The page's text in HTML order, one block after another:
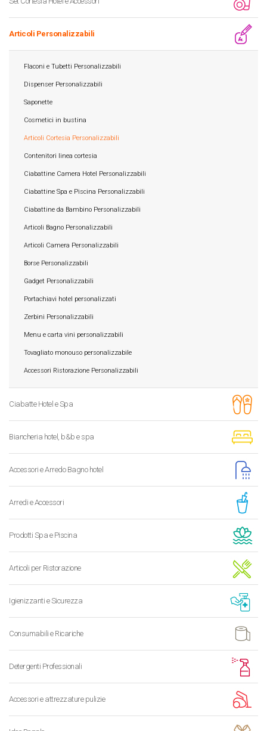
Articoli Personalizzabili
Flaconi e Tubetti Personalizzabili
Dispenser Personalizzabili
Saponette
Cosmetici in bustina
Articoli Cortesia Personalizzabili
Contenitori linea cortesia
Ciabattine Camera Hotel Personalizzabili
Ciabattine Spa e Piscina Personalizzabili
Ciabattine da Bambino Personalizzabili
Articoli Bagno Personalizzabili
Articoli Camera Personalizzabili
Borse Personalizzabili
Gadget Personalizzabili
Portachiavi hotel personalizzati
Zerbini Personalizzabili
Menu e carta vini personalizzabili
Tovagliato monouso personalizzabile
Accessori Ristorazione Personalizzabili
Ciabatte Hotel e Spa
Biancheria hotel, b&b e spa
Accessori e Arredo Bagno hotel
Arredi e Accessori
Prodotti Spa e Piscina
Articoli per Ristorazione
Igienizzanti e Sicurezza
Consumabili e Ricariche
Detergenti Professionali
Accessori e attrezzature pulizie